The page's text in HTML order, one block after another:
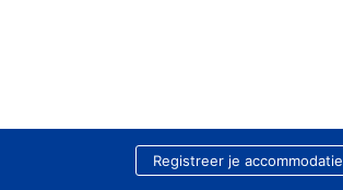
Registreer je accommodatie